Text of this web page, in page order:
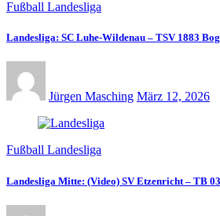
Fußball Landesliga
Landesliga: SC Luhe-Wildenau – TSV 1883
Jürgen Masching März 12, 2026
Fußball Landesliga
Landesliga Mitte: (Video) SV Etzenricht – TB